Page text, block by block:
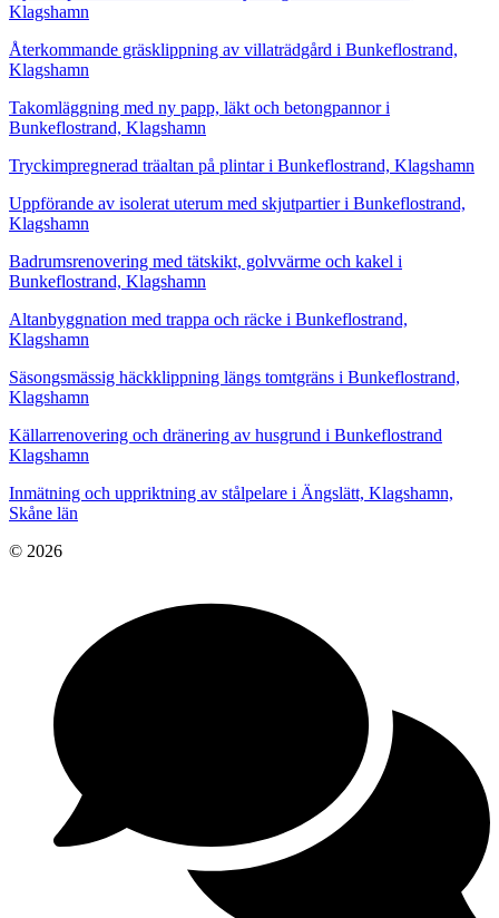
Klagshamn
Återkommande gräsklippning av villaträdgård i Bunkeflostrand,
Klagshamn
Takomläggning med ny papp, läkt och betongpannor i
Bunkeflostrand, Klagshamn
Tryckimpregnerad träaltan på plintar i Bunkeflostrand, Klagshamn
Uppförande av isolerat uterum med skjutpartier i Bunkeflostrand,
Klagshamn
Badrumsrenovering med tätskikt, golvvärme och kakel i
Bunkeflostrand, Klagshamn
Altanbyggnation med trappa och räcke i Bunkeflostrand,
Klagshamn
Säsongsmässig häckklippning längs tomtgräns i Bunkeflostrand,
Klagshamn
Källarrenovering och dränering av husgrund i Bunkeflostrand
Klagshamn
Inmätning och uppriktning av stålpelare i Ängslätt, Klagshamn,
Skåne län
© 2026